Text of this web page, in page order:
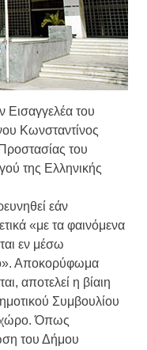
Εισαγγελέα του
Κωνσταντίνος
του
της Ελληνικής
εάν
«με τα φαινόμενα
εν μέσω
Αποκορύφωμα
αποτελεί η βίαιη
Συμβουλίου
χώρο. Όπως
του Δήμου